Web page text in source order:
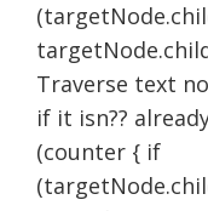
Traverse text
if it isn??
(counter { if